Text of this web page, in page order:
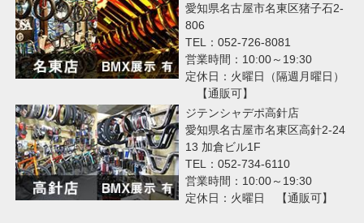
愛知県名古屋市名東区猪子石2-
806
TEL：052-726-8081
営業時間：10:00～19:30
定休日：火曜日（隔週月曜日）
【通販可】
ジテンシャデポ高針店
愛知県名古屋市名東区高針2-24
13 加倉ビル1F
TEL：052-734-6110
営業時間：10:00～19:30
定休日：火曜日 【通販可】